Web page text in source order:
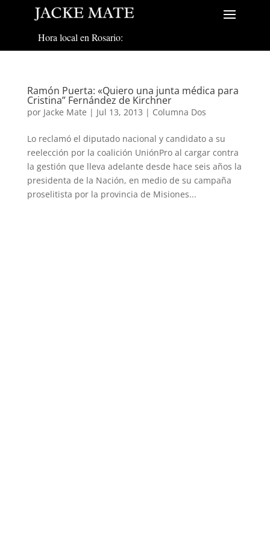
Hora local en Rosario:
Ramón Puerta: «Quiero una junta médica para
Cristina” Fernández de Kirchner
por Jacke Mate | Jul 13, 2013 | Columna Dos
Lo reclamó el diputado nacional y candidato a su
reelección por la coalición UniónPro al cargar contra
la gestión que lleva adelante desde hace seis años la
presidenta de la Nación, en medio de su campaña
proselitista por la provincia de Misiones...